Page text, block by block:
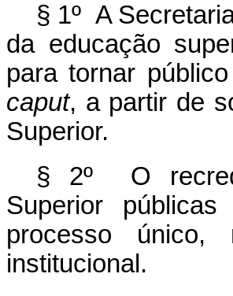
§ 1º A
da educação
para tornar
caput, a partir de
Superior.
§ 2º O
Superior
processo
institucional.